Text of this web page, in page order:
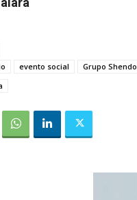
evento social Grupo Shendo